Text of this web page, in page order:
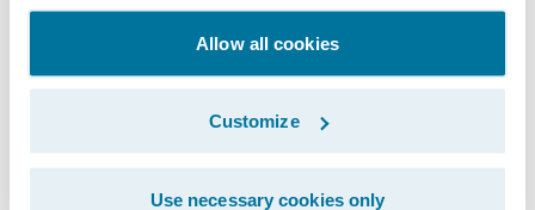
Allow all cookies
Customize
Use necessary cookies only
L’Australie, via son régime CDR, a intégré
l’assurance en 2024. Les premiers résultats
moyenne de 15 % pour les consommateurs,
mais aussi une adoption inégale chez les